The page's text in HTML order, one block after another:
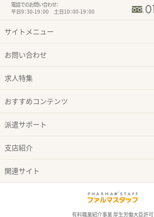
電話でのお問い合わせ：
平日9：30-19：00 土日10：00-19：00
サイトメニュー
お問い合わせ
求人特集
おすすめコンテンツ
派遣サポート
支店紹介
関連サイト
有料職業紹介事業 厚生労働大臣許可